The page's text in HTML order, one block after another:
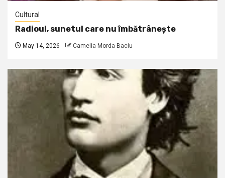
Cultural
Radioul, sunetul care nu îmbătrânește
May 14, 2026 Camelia Morda Baciu